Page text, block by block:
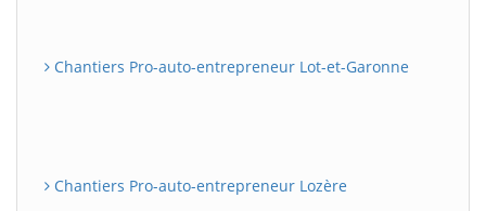
Chantiers Pro-auto-entrepreneur Lot-et-Garonne
Chantiers Pro-auto-entrepreneur Lozère